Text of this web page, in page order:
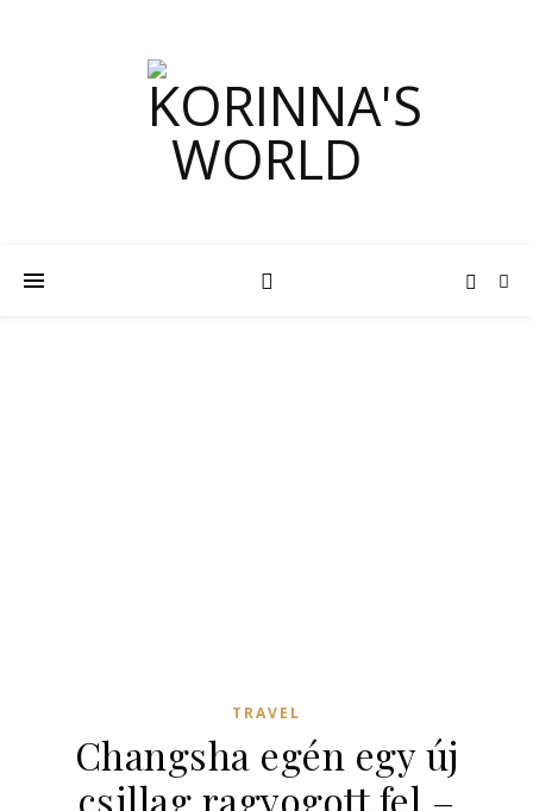
TRAVEL
Changsha egén egy új
csillag ragyogott fel –